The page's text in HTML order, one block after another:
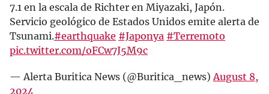
7.1 en la escala de Richter en Miyazaki, Japón.
Servicio geológico de Estados Unidos emite alerta de
Tsunami.#earthquake #Japonya #Terremoto
pic.twitter.com/oFCw7J5M9c
— Alerta Buritica News (@Buritica_news) August 8,
2024